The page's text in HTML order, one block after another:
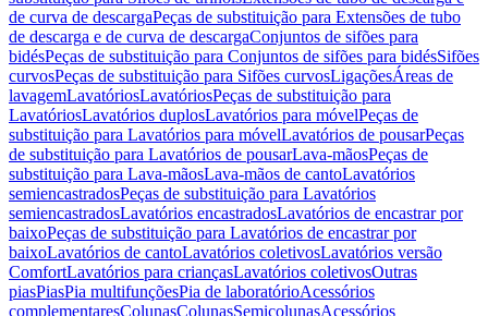
de curva de descargaPeças de substituição para Extensões de tubo
de descarga e de curva de descargaConjuntos de sifões para
bidésPeças de substituição para Conjuntos de sifões para bidésSifões
curvosPeças de substituição para Sifões curvosLigaçõesÁreas de
lavagemLavatóriosLavatóriosPeças de substituição para
LavatóriosLavatórios duplosLavatórios para móvelPeças de
substituição para Lavatórios para móvelLavatórios de pousarPeças
de substituição para Lavatórios de pousarLava-mãosPeças de
substituição para Lava-mãosLava-mãos de cantoLavatórios
semiencastradosPeças de substituição para Lavatórios
semiencastradosLavatórios encastradosLavatórios de encastrar por
baixoPeças de substituição para Lavatórios de encastrar por
baixoLavatórios de cantoLavatórios coletivosLavatórios versão
ComfortLavatórios para criançasLavatórios coletivosOutras
piasPiasPia multifunçõesPia de laboratórioAcessórios
complementaresColunasColunasSemicolunasAcessórios